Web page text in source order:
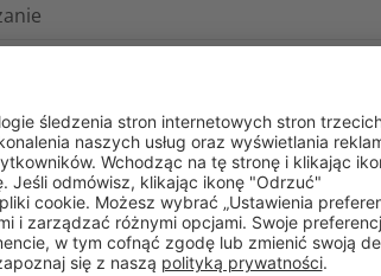
SSM
kg